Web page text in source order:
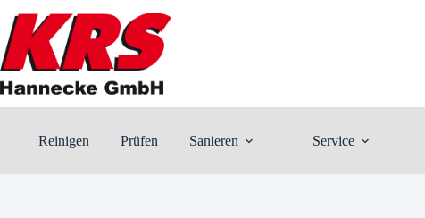
Inhalt
springen
Reinigen Prüfen Sanieren Service